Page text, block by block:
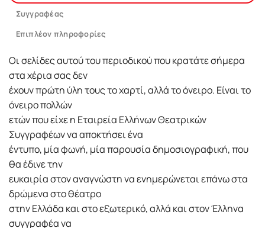
Συγγραφέας
Επιπλέον πληροφορίες
Οι σελίδες αυτού του περιοδικού που κρατάτε σήμερα
στα χέρια σας δεν
έχουν πρώτη ύλη τους το χαρτί, αλλά το όνειρο. Είναι το
όνειρο πολλών
ετών που είχε η Εταιρεία Ελλήνων Θεατρικών
Συγγραφέων να αποκτήσει ένα
έντυπο, μία φωνή, μία παρουσία δημοσιογραφική, που
θα έδινε την
ευκαιρία στον αναγνώστη να ενημερώνεται επάνω στα
δρώμενα στο θέατρο
στην Ελλάδα και στο εξωτερικό, αλλά και στον Έλληνα
συγγραφέα να